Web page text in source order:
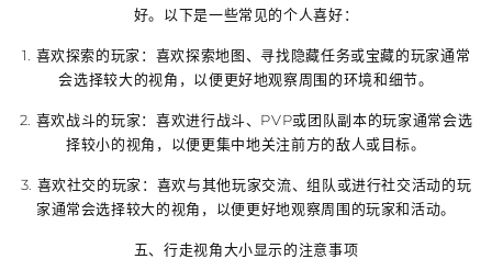
好。以下是一些常见的个人喜好：
1. 喜欢探索的玩家：喜欢探索地图、寻找隐藏任务或宝藏的玩家通常
会选择较大的视角，以便更好地观察周围的环境和细节。
2. 喜欢战斗的玩家：喜欢进行战斗、PVP或团队副本的玩家通常会选
择较小的视角，以便更集中地关注前方的敌人或目标。
3. 喜欢社交的玩家：喜欢与其他玩家交流、组队或进行社交活动的玩
家通常会选择较大的视角，以便更好地观察周围的玩家和活动。
五、行走视角大小显示的注意事项